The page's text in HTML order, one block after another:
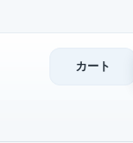
カート